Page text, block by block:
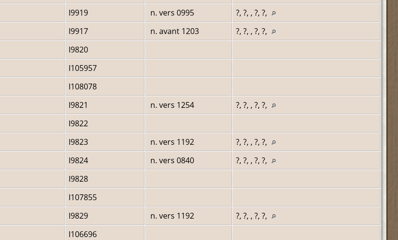
I9919 n. vers 0995
?, ?, , ?, ?,
I9917 n. avant 1203
?, ?, , ?, ?,
I9820
I105957
I108078
I9821 n. vers 1254
?, ?, , ?, ?,
I9822
I9823 n. vers 1192
?, ?, , ?, ?,
I9824 n. vers 0840
?, ?, , ?, ?,
I9828
I107855
I9829 n. vers 1192
?, ?, , ?, ?,
I106696